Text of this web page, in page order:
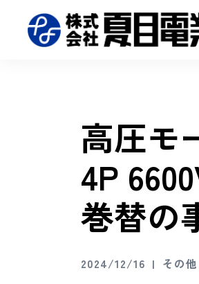
高圧モ
4P
巻替の
2024/12/16 その他